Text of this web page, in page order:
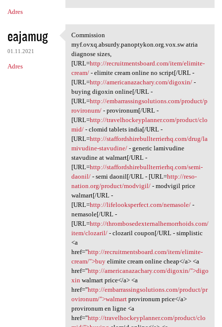
Adres
eajamug
01.11.2021
Adres
Commission myf.ovxq.absurdy
Commission
myf.ovxq.absurdy.panoptykon.org.vox.sw atria
diagnose sizes,
[URL=http://recruitmentsboard.com/item/elimite-
cream/- elimite cream online no script[/URL -
[URL=http://americanazachary.com/digoxin/-
buying digoxin online[/URL -
[URL=http://embarrassingsolutions.com/product/p
rovironum/- provironum[/URL -
[URL=http://travelhockeyplanner.com/product/clo
mid/- clomid tablets india[/URL -
[URL=http://staffordshirebullterrierhq.com/drug/la
mivudine-stavudine/- generic lamivudine
stavudine at walmart[/URL -
[URL=http://staffordshirebullterrierhq.com/semi-
daonil/- semi daonil[/URL - [URL=http://reso-
nation.org/product/modvigil/- modvigil price
walmart[/URL -
[URL=http://lifelooksperfect.com/nemasole/-
nemasole[/URL -
[URL=http://thrombosedexternalhemorrhoids.com/
item/clozaril/- clozaril coupon[/URL - simplistic
<a
href="http://recruitmentsboard.com/item/elimite-
cream/">buyelimite cream online cheap</a> <a
href="http://americanazachary.com/digoxin/">digo
xin walmart price</a> <a
href="http://embarrassingsolutions.com/product/pr
ovironum/">walmartprovironum price</a>
provironum en ligne <a
href="http://travelhockeyplanner.com/product/clo